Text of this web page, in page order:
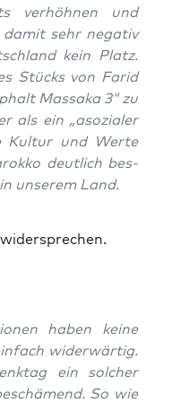
ver­höh­nen und
sehr nega­tiv
kein Platz.
Stücks von Farid
Mas­sa­ka 3“ zu
als ein „aso­zia­ler
Kul­tur und Wer­te
deut­lich bes­
unse­rem Land.
haben kei­ne
wider­wär­tig.
ein sol­cher
So wie